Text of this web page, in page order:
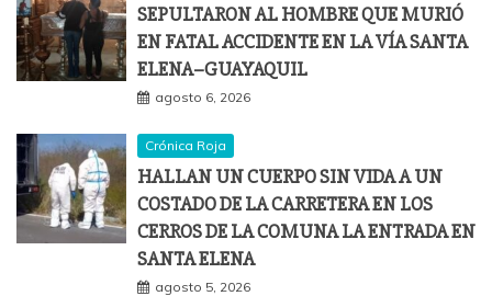
SEPULTARON AL HOMBRE QUE MURIÓ
EN FATAL ACCIDENTE EN LA VÍA SANTA
ELENA–GUAYAQUIL
agosto 6, 2026
Crónica Roja
HALLAN UN CUERPO SIN VIDA A UN
COSTADO DE LA CARRETERA EN LOS
CERROS DE LA COMUNA LA ENTRADA EN
SANTA ELENA
agosto 5, 2026